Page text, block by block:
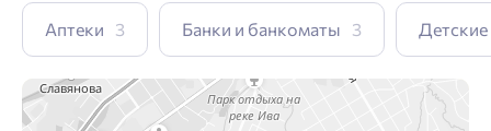
Аптеки 3 Банки и банкоматы 3